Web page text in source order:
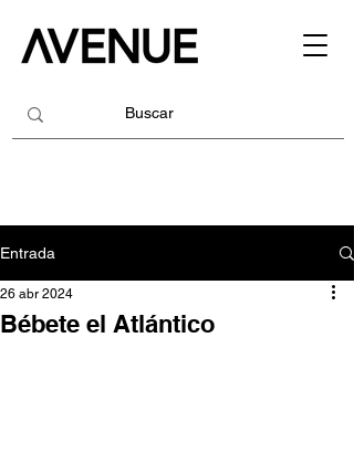
Entrada
Bébete el Atlántico
26 abr 2024